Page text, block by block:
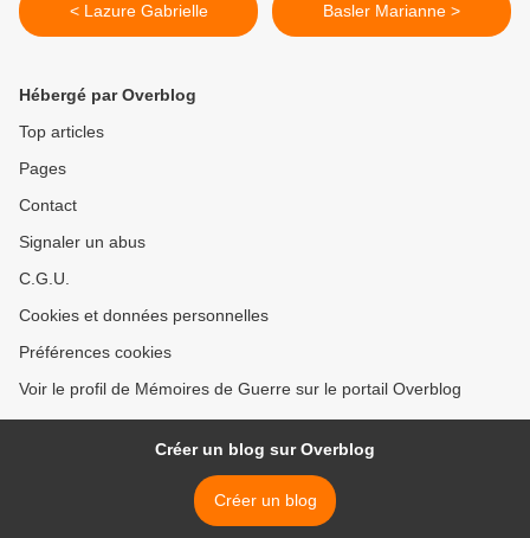
< Lazure Gabrielle Basler Marianne >
Hébergé par Overblog
Top articles
Pages
Contact
Signaler un abus
C.G.U.
Cookies et données personnelles
Préférences cookies
Voir le profil de Mémoires de Guerre sur le portail Overblog
Créer un blog sur Overblog
Créer un blog